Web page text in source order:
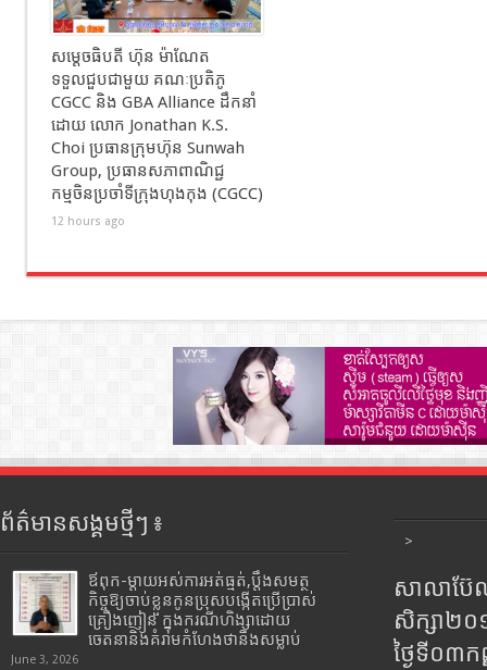
សម្ដេចធិបតី ហ៊ុន ម៉ាណែត
ទទួលជួបជាមួយ គណៈប្រតិភូ
CGCC និង GBA Alliance ដឹកនាំ
ដោយ លោក Jonathan K.S.
Choi ប្រធានក្រុមហ៊ុន Sunwah
Group, ប្រធានសភាពាណិជ្ជ
កម្មចិនប្រចាំទីក្រុងហុងកុង (CGCC)
12 hours ago
ព័ត៌មានសង្គមថ្មីៗ ៖
ឪពុក-ម្ដាយអស់ការអត់ធ្មត់,ប្ដឹងសមត្ថ
កិច្ចឱ្យចាប់ខ្លួនកូនប្រុសបង្កើតប្រើប្រាស់
គ្រឿងញៀន ក្នុងករណីហិង្សាដោយ
ចេតនានិងគំរាមកំហែងថានឹងសម្លាប់
June 3, 2026
>
សាលាប៊ែ
សិក្សា២
ថ្ងៃទី០៣